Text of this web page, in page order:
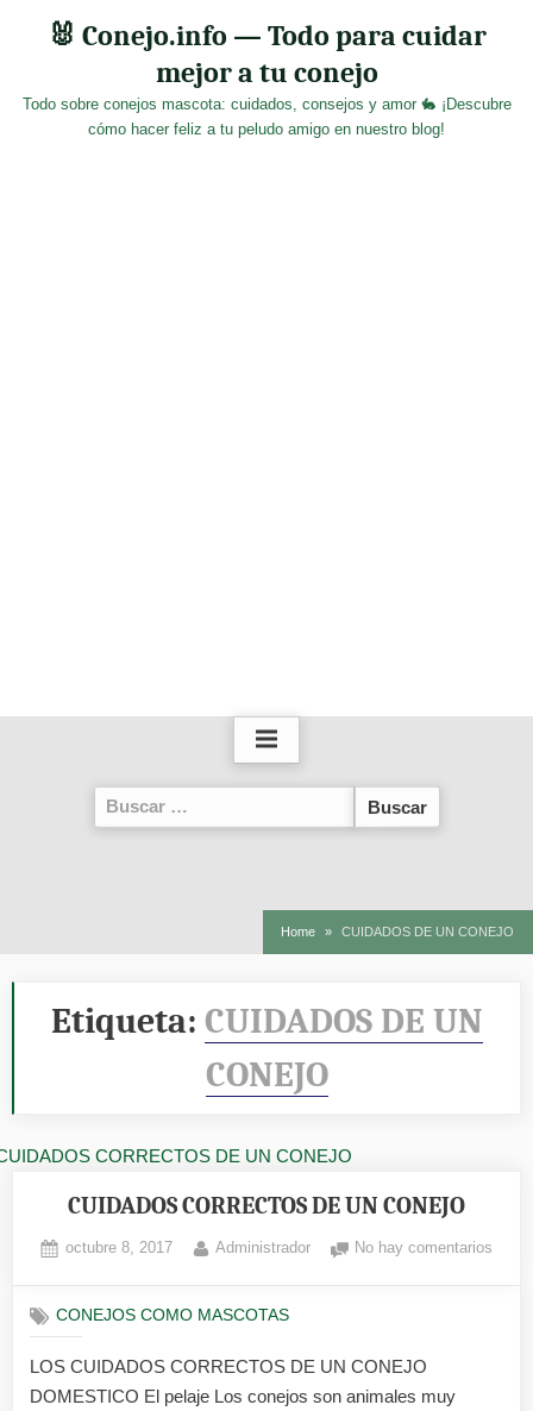
🐰 Conejo.info — Todo para cuidar
mejor a tu conejo
Todo sobre conejos mascota: cuidados, consejos y amor 🐇 ¡Descubre
cómo hacer feliz a tu peludo amigo en nuestro blog!
Buscar:
Home CUIDADOS DE UN CONEJO
Etiqueta: CUIDADOS DE UN
CONEJO
CUIDADOS CORRECTOS DE UN CONEJO
Posted
octubre 8, 2017 By
Administrador No hay comentarios
CONEJOS COMO MASCOTAS
LOS CUIDADOS CORRECTOS DE UN CONEJO
DOMESTICO El pelaje Los conejos son animales muy